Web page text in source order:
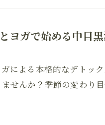
ヨガで始める中目
による本格的なデトッ
せんか？季節の変わり